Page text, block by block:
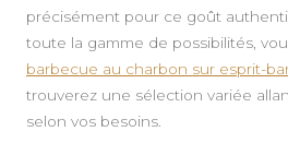
précisément pour ce goût
toute la gamme de possibilités,
barbecue au charbon sur esprit-
trouverez une sélection variée
selon vos besoins.